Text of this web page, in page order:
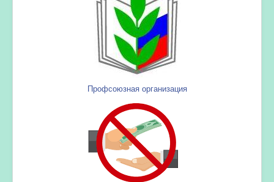
Профсоюзная организация